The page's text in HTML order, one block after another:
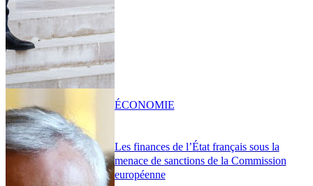
Les finances de l’État français sous la
menace de sanctions de la Commission
européenne
ÉCONOMIE